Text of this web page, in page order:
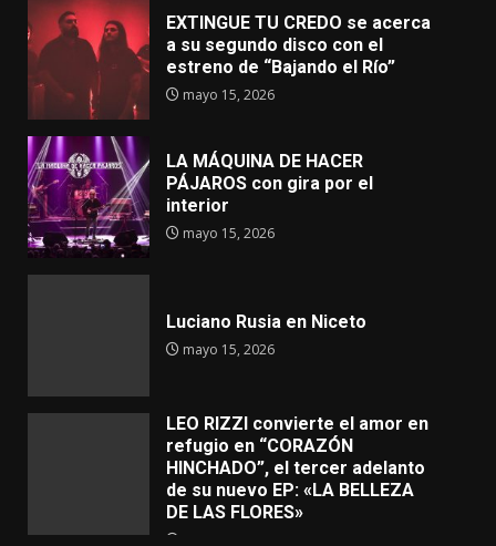
EXTINGUE TU CREDO se acerca
a su segundo disco con el
estreno de “Bajando el Río”
mayo 15, 2026
LA MÁQUINA DE HACER
PÁJAROS con gira por el
interior
mayo 15, 2026
Luciano Rusia en Niceto
mayo 15, 2026
LEO RIZZI convierte el amor en
refugio en “CORAZÓN
HINCHADO”, el tercer adelanto
de su nuevo EP: «LA BELLEZA
DE LAS FLORES»